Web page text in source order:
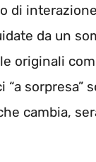
di
da un
originali
“a sorpresa”
cambia,